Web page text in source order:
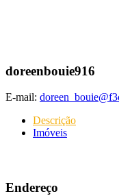
doreenbouie916
E-mail:
Descrição
Imóveis
Endereço